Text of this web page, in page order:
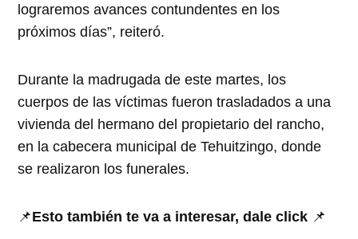
lograremos avances contundentes en los
próximos días”, reiteró.
Durante la madrugada de este martes, los
cuerpos de las víctimas fueron trasladados a una
vivienda del hermano del propietario del rancho,
en la cabecera municipal de Tehuitzingo, donde
se realizaron los funerales.
📌Esto también te va a interesar, dale click 📌